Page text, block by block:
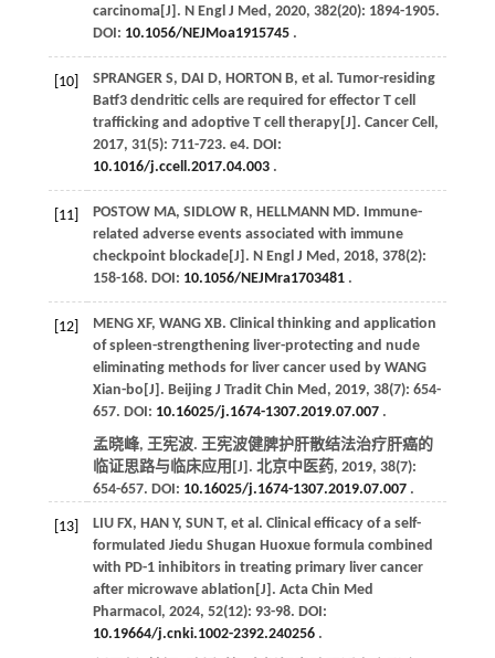
carcinoma[J]. N Engl J Med, 2020, 382(20): 1894-1905.
DOI: 10.1056/NEJMoa1915745.
[10] SPRANGER S, DAI D, HORTON B, et al. Tumor-residing
Batf3 dendritic cells are required for effector T cell
trafficking and adoptive T cell therapy[J]. Cancer Cell,
2017, 31(5): 711-723. e4. DOI:
10.1016/j.ccell.2017.04.003.
[11] POSTOW MA, SIDLOW R, HELLMANN MD. Immune-
related adverse events associated with immune
checkpoint blockade[J]. N Engl J Med, 2018, 378(2):
158-168. DOI: 10.1056/NEJMra1703481.
[12] MENG XF, WANG XB. Clinical thinking and application
of spleen-strengthening liver-protecting and nude
eliminating methods for liver cancer used by WANG
Xian-bo[J]. Beijing J Tradit Chin Med, 2019, 38(7): 654-
657. DOI: 10.16025/j.1674-1307.2019.07.007.
孟晓峰, 王宪波. 王宪波健脾护肝散结法治疗肝癌的
临证思路与临床应用[J]. 北京中医药, 2019, 38(7):
654-657. DOI: 10.16025/j.1674-1307.2019.07.007.
[13] LIU FX, HAN Y, SUN T, et al. Clinical efficacy of a self-
formulated Jiedu Shugan Huoxue formula combined
with PD-1 inhibitors in treating primary liver cancer
after microwave ablation[J]. Acta Chin Med
Pharmacol, 2024, 52(12): 93-98. DOI:
10.19664/j.cnki.1002-2392.240256.